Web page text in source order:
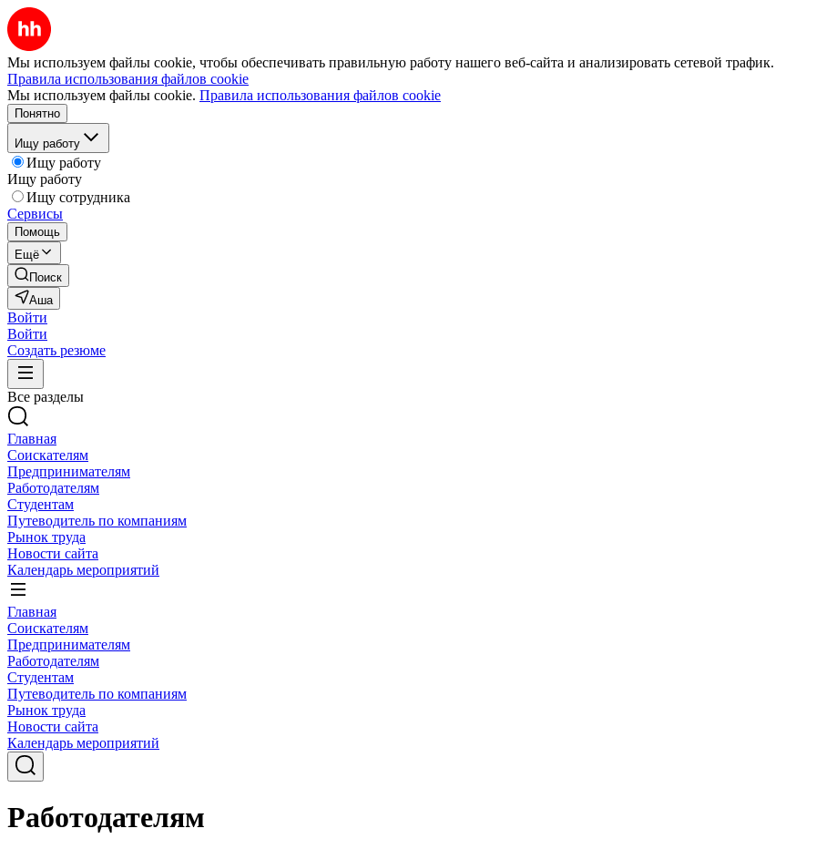
Мы используем файлы cookie, чтобы обеспечивать правильную работу нашего веб-сайта и анализировать сетевой трафик.
Правила использования файлов cookie
Мы используем файлы cookie. Правила использования файлов cookie
Понятно
Ищу работу
Ищу работу
Ищу работу
Ищу сотрудника
Сервисы
Помощь
Ещё
Поиск
Аша
Войти
Войти
Создать резюме
Все разделы
Главная
Соискателям
Предпринимателям
Работодателям
Студентам
Путеводитель по компаниям
Рынок труда
Новости сайта
Календарь мероприятий
Главная
Соискателям
Предпринимателям
Работодателям
Студентам
Путеводитель по компаниям
Рынок труда
Новости сайта
Календарь мероприятий
Работодателям